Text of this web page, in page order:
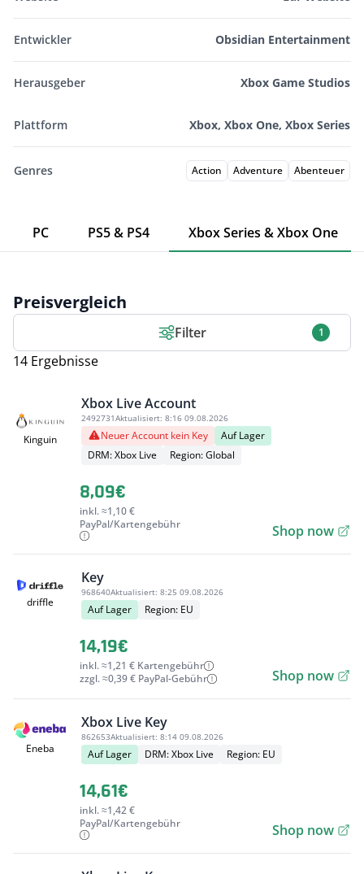
Entwickler Obsidian Entertainment
Herausgeber Xbox Game Studios
Plattform Xbox, Xbox One, Xbox Series
Genres Action Adventure Abenteuer
PC PS5 & PS4 Xbox Series & Xbox One
Preisvergleich
Filter 1
14 Ergebnisse
Kinguin
Xbox Live Account
2492731Aktualisiert: 8:16 09.08.2026
Neuer Account kein Key
Auf Lager
DRM: Xbox Live
Region: Global
8,09€
inkl. ≈1,10 €
PayPal/Kartengebühr
Shop now
driffle
Key
968640Aktualisiert: 8:25 09.08.2026
Auf Lager Region: EU
14,19€
inkl. ≈1,21 € Kartengebühr
zzgl. ≈0,39 € PayPal-Gebühr
Shop now
Eneba
Xbox Live Key
862653Aktualisiert: 8:14 09.08.2026
Auf Lager DRM: Xbox Live Region: EU
14,61€
inkl. ≈1,42 €
PayPal/Kartengebühr
Shop now